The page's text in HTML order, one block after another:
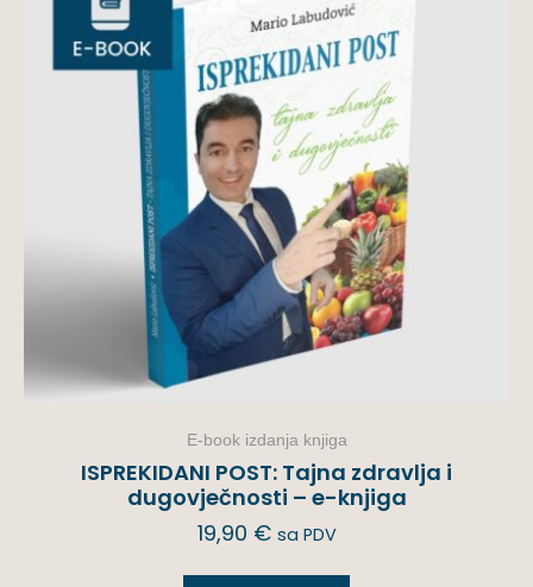
E-book izdanja knjiga
ISPREKIDANI POST: Tajna zdravlja i
dugovječnosti – e-knjiga
19,90 € sa PDV